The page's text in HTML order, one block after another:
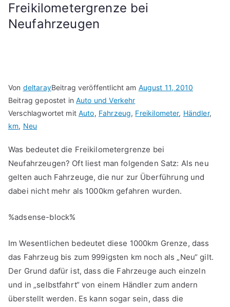
Freikilometergrenze bei
Neufahrzeugen
Von deltarayBeitrag veröffentlicht am August 11, 2010
Beitrag gepostet inAuto und Verkehr
Verschlagwortet mitAuto, Fahrzeug, Freikilometer, Händler,
km, Neu
Was bedeutet die Freikilometergrenze bei
Neufahrzeugen? Oft liest man folgenden Satz: Als neu
gelten auch Fahrzeuge, die nur zur Überführung und
dabei nicht mehr als 1000km gefahren wurden.
%adsense-block%
Im Wesentlichen bedeutet diese 1000km Grenze, dass
das Fahrzeug bis zum 999igsten km noch als „Neu“ gilt.
Der Grund dafür ist, dass die Fahrzeuge auch einzeln
und in „selbstfahrt“ von einem Händler zum andern
überstellt werden. Es kann sogar sein, dass die